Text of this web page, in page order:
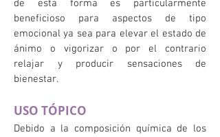
de esta forma es particularmente
beneficioso para aspectos de tipo
emocional ya sea para elevar el estado de
ánimo o vigorizar o por el contrario
relajar y producir sensaciones de
bienestar.
USO TÓPICO
Debido a la composición química de los